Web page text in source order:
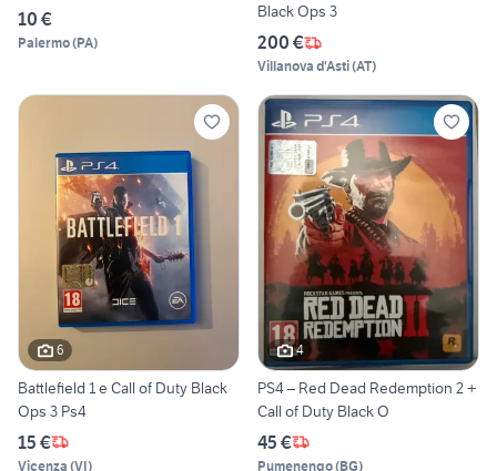
10 €
Palermo(PA)
Black Ops 3
200 €
Villanova d'Asti(AT)
6
Battlefield 1 e Call of Duty Black
Ops 3 Ps4
15 €
Vicenza (VI)
4
PS4 – Red Dead Redemption 2 +
Call of Duty Black O
45 €
Pumenengo(BG)